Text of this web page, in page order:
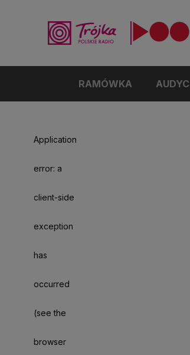
RAMÓWKA
Application
error: a
client-side
exception
has
occurred
(see the
browser